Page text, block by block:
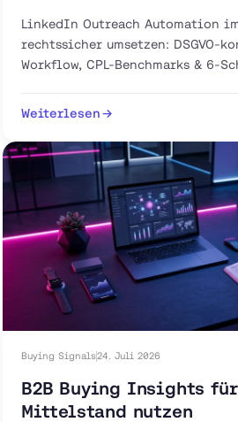
LinkedIn Outreach Automation im
rechtssicher umsetzen: DSGVO-
Workflow, CPL-Benchmarks & 6-
Weiterlesen
Buying Signals24. Juli 2026
B2B Buying Insights für
Mittelstand nutzen